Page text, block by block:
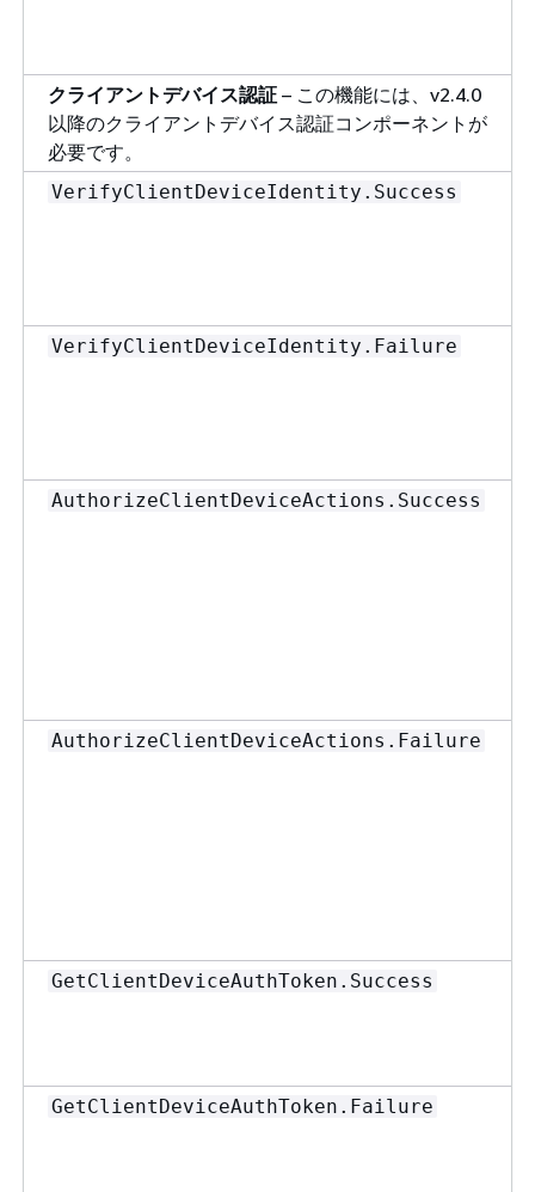
クライアントデバイス認証 – この機能には、v2.4.0
以降のクライアントデバイス認証コンポーネントが
必要です。
VerifyClientDeviceIdentity.Success
VerifyClientDeviceIdentity.Failure
AuthorizeClientDeviceActions.Success
AuthorizeClientDeviceActions.Failure
GetClientDeviceAuthToken.Success
GetClientDeviceAuthToken.Failure